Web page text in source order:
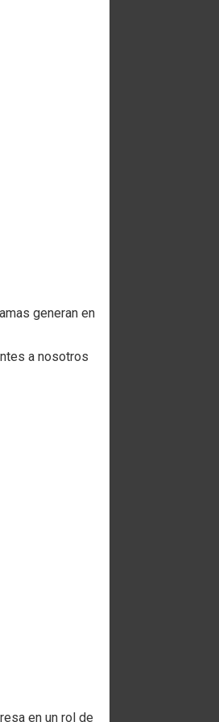
generan en
a nosotros
en un rol de